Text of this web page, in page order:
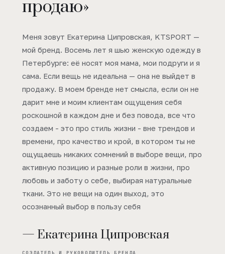
продаю»
Меня зовут Екатерина Ципровская, KTSPORT —
мой бренд. Восемь лет я шью женскую одежду в
Петербурге: её носят моя мама, мои подруги и я
сама. Если вещь не идеальна — она не выйдет в
продажу. В моем бренде нет смысла, если он не
дарит мне и моим клиентам ощущения себя
роскошной в каждом дне и без повода, все что
создаем - это про стиль жизни - вне трендов и
времени, про качество и крой, в котором ты не
ощущаешь никаких сомнений в выборе вещи, про
активную позицию и разные роли в жизни, про
любовь и заботу о себе, выбирая натуральные
ткани. Это не вещи на один выход, это
осознанный выбор в пользу себя
— Екатерина Ципровская